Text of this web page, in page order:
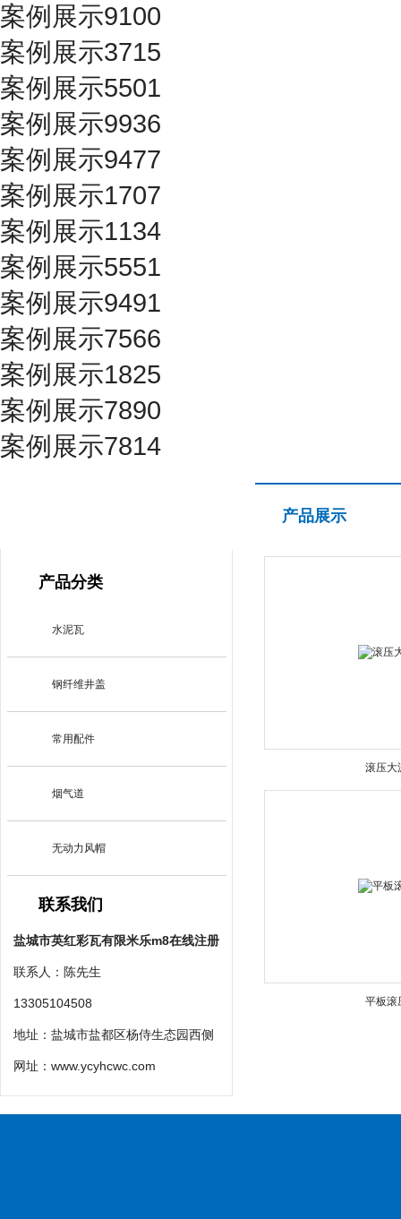
案例展示9100
案例展示3715
案例展示5501
案例展示9936
案例展示9477
案例展示1707
案例展示1134
案例展示5551
案例展示9491
案例展示7566
案例展示1825
案例展示7890
案例展示7814
产品分类
水泥瓦
钢纤维井盖
常用配件
烟气道
无动力风帽
联系我们
盐城市英红彩瓦有限米乐m8在线注册
联系人：陈先生
13305104508
地址：盐城市盐都区杨侍生态园西侧
网址： www.ycyhcwc.com
产品展示
滚压大
平板滚